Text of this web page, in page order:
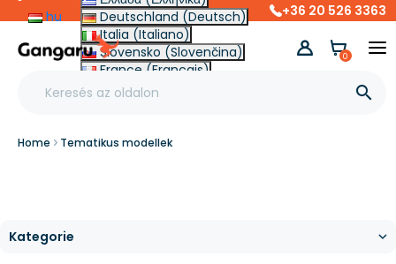
hu
Deutschland (Deutsch)
Italia (Italiano)
Slovensko (Slovenčina)
France (Français)
Other (English €)
+36 20 526 3363

0
Home Tematikus modellek